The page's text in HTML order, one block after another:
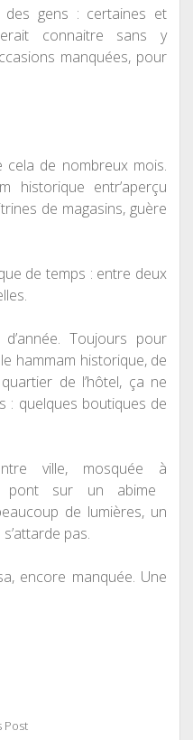
gens : certaines et
connaitre sans y
manquées, pour
cela de nombreux mois.
historique entr’aperçu
de magasins, guère
de temps : entre deux
Toujours pour
hammam historique, de
de l’hôtel, ça ne
: quelques boutiques de
ville, mosquée à
pont sur un abime
de lumières, un
pas.
encore manquée. Une
Post